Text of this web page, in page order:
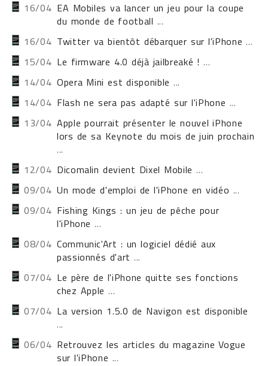
16/04 EA Mobiles va lancer un jeu pour la coupe
du monde de football ...
16/04 Twitter va bientôt débarquer sur l'iPhone ...
15/04 Le firmware 4.0 déjà jailbreaké ! ...
14/04 Opera Mini est disponible ...
14/04 Flash ne sera pas adapté sur l'iPhone ...
13/04 Apple pourrait présenter le nouvel iPhone
lors de sa Keynote du mois de juin prochain
...
12/04 Dicomalin devient Dixel Mobile ...
09/04 Un mode d'emploi de l'iPhone en vidéo ...
09/04 Fishing Kings : un jeu de pêche pour
l'iPhone ...
08/04 Communic'Art : un logiciel dédié aux
passionnés d'art ...
07/04 Le père de l'iPhone quitte ses fonctions
chez Apple ...
07/04 La version 1.5.0 de Navigon est disponible
...
06/04 Retrouvez les articles du magazine Vogue
sur l'iPhone ...